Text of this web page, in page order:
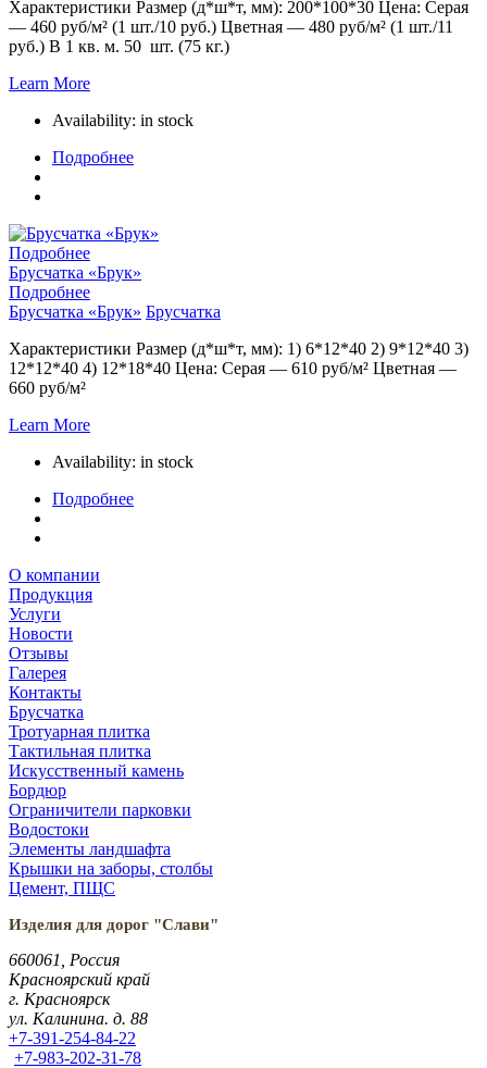
Характеристики Размер (д*ш*т, мм): 200*100*30 Цена: Серая
— 460 руб/м² (1 шт./10 руб.) Цветная — 480 руб/м² (1 шт./11
руб.) В 1 кв. м. 50 шт. (75 кг.)
Learn More
Availability: in stock
Подробнее
Подробнее
Брусчатка «Брук»
Подробнее
Брусчатка «Брук» Брусчатка
Характеристики Размер (д*ш*т, мм): 1) 6*12*40 2) 9*12*40 3)
12*12*40 4) 12*18*40 Цена: Серая — 610 руб/м² Цветная —
660 руб/м²
Learn More
Availability: in stock
Подробнее
О компании
Продукция
Услуги
Новости
Отзывы
Галерея
Контакты
Брусчатка
Тротуарная плитка
Тактильная плитка
Искусственный камень
Бордюр
Ограничители парковки
Водостоки
Элементы ландшафта
Крышки на заборы, столбы
Цемент, ПЩС
Изделия для дорог "Слави"
660061, Россия
Красноярский край
г. Красноярск
ул. Калинина. д. 88
+7-391-254-84-22
+7-983-202-31-78